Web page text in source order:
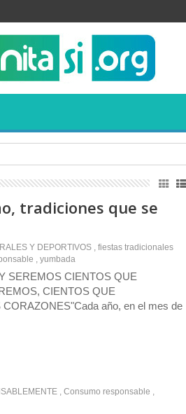
tradiciones que se
Y DEPORTIVOS , fiestas tradicionales
, yumbada
SEREMOS CIENTOS QUE
CIENTOS QUE
año, en el mes de
, Consumo responsable ,